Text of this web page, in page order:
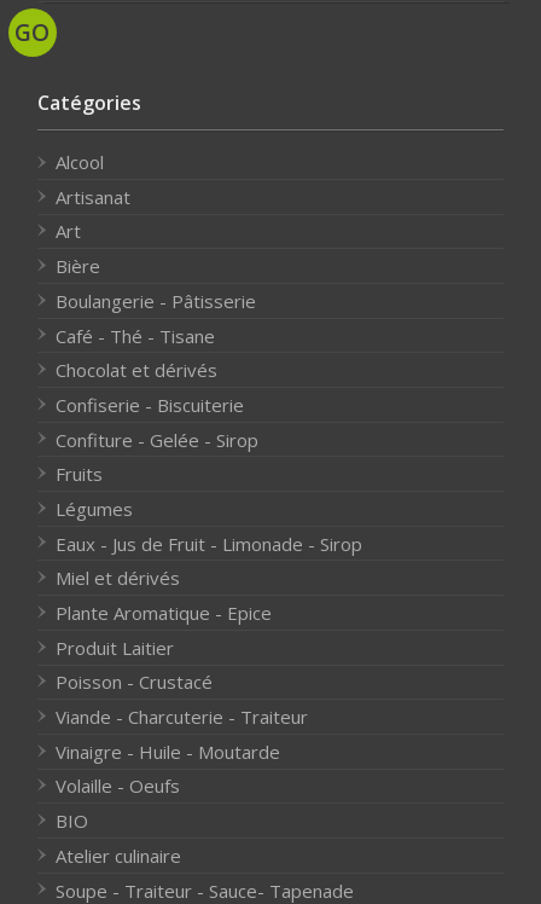
Catégories
Alcool
Artisanat
Art
Bière
Boulangerie - Pâtisserie
Café - Thé - Tisane
Chocolat et dérivés
Confiserie - Biscuiterie
Confiture - Gelée - Sirop
Fruits
Légumes
Eaux - Jus de Fruit - Limonade - Sirop
Miel et dérivés
Plante Aromatique - Epice
Produit Laitier
Poisson - Crustacé
Viande - Charcuterie - Traiteur
Vinaigre - Huile - Moutarde
Volaille - Oeufs
BIO
Atelier culinaire
Soupe - Traiteur - Sauce- Tapenade